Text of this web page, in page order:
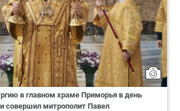
в главном храме Приморья в день
совершил митрополит Павел